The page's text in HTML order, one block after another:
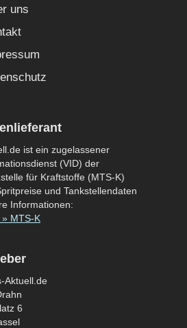
uns
ist ein zugelassener
(VID) der
für Kraftstoffe (MTS-K)
und Tankstellendaten
Informationen:
» MTS-K
Aktuell.de
6